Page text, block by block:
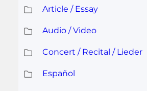
Article / Essay
Audio / Video
Concert / Recital / Lieder
Español